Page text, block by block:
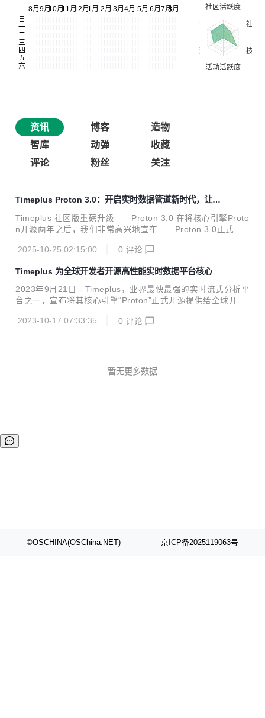
资讯 博客
造物
智库
动弹
收藏
评论
粉丝 关注
Timeplus Proton 3.0：开启实时数据管道新时代，让海
量数据处理更极简高效
Timeplus 社区版重磅升级——Proton 3.0 在将核心引擎Proto
n开源两年之后，我们非常高兴地宣布——Proton 3.0正式发
plus在实时数据处理领域迈出了重要一步。Proton 3.0为每一
一个单一二进制文件中实现了无与伦比的性能与效率。换句话
说，开发者现在可以用更轻量、更高效的方式，构建和运行实
时数据管道，而无需依赖复杂的外部组件或繁琐的配置。 借助
充满乐趣，同时延续了在大型企业部署中经过验证的高...
2025-10-25 02:15:00 0 评论
Timeplus 为全球开发者开源高性能实时数据平台核心
2023年9月21日 - Timeplus，业界最快最强的实时流式分析平
台之一，宣布将其核心引擎“Proton”正式开源提供给全球开发
上，开发了一款全新的流式数据处理优先、统一历史数据从存
而言，Timeplus的高效和简洁的统一架构，不仅可以提供增强
2023-10-17 07:33:35 0 评论
暂无更多数据
©OSCHINA(OSChina.NET) 京ICP备2025119063号